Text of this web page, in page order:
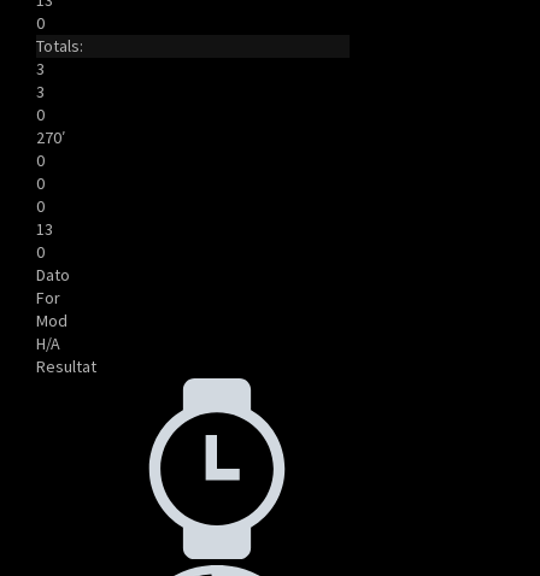
0
Totals:
3
3
0
270′
0
0
0
13
0
Dato
For
Mod
H/A
Resultat